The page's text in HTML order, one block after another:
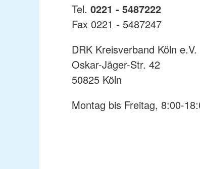
Tel. 0221 - 5487222
Fax 0221 - 5487247
DRK Kreisverband Köln e.V.
Oskar-Jäger-Str. 42
50825 Köln
Montag bis Freitag, 8:00-